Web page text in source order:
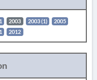
2003 2003 (1)
2005
2012